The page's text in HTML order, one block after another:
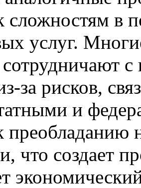
сложностям в
услуг.
за рисков,
и
преобладанию
что создает